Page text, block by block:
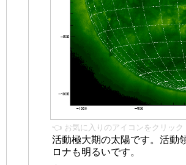
👈 お気に入りのアイコンをクリック
活動極大期の太陽です。活動
ロナも明るいです。